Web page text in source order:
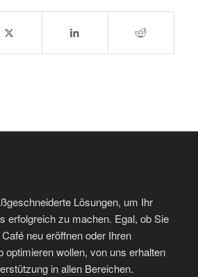
Lösungen, um Ihr
erfolgreich zu machen. Egal, ob Sie
neu eröffnen oder Ihren
optimieren wollen, von uns erhalten
in allen Bereichen.